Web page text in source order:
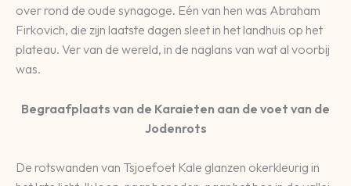
over rond de oude synagoge. Eén van hen was Abraham
Firkovich, die zijn laatste dagen sleet in het landhuis op het
plateau. Ver van de wereld, in de naglans van wat al voorbij
was.
Begraafplaats van de Karaieten aan de voet van de
Jodenrots
De rotswanden van Tsjoefoet Kale glanzen okerkleurig in